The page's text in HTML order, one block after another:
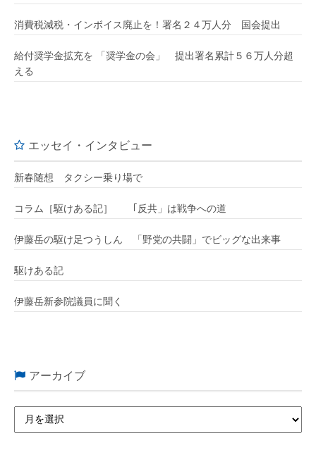
消費税減税・インボイス廃止を！署名２４万人分 国会提出
給付奨学金拡充を 「奨学金の会」 提出署名累計５６万人分超
える
エッセイ・インタビュー
新春随想 タクシー乗り場で
コラム［駆けある記］ ｢反共」は戦争への道
伊藤岳の駆け足つうしん 「野党の共闘」でビッグな出来事
駆けある記
伊藤岳新参院議員に聞く
アーカイブ